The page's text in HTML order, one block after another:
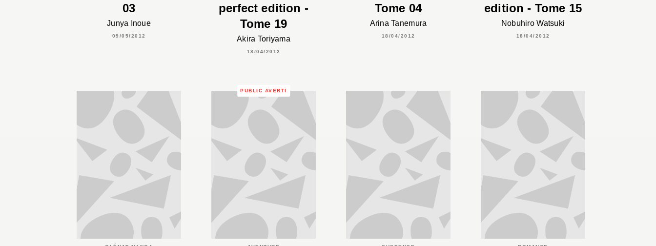
03
Junya Inoue
09/05/2012
perfect edition -
Tome 19
Akira Toriyama
18/04/2012
Tome 04
Arina Tanemura
18/04/2012
edition - Tome 15
Nobuhiro Watsuki
18/04/2012
PUBLIC AVERTI